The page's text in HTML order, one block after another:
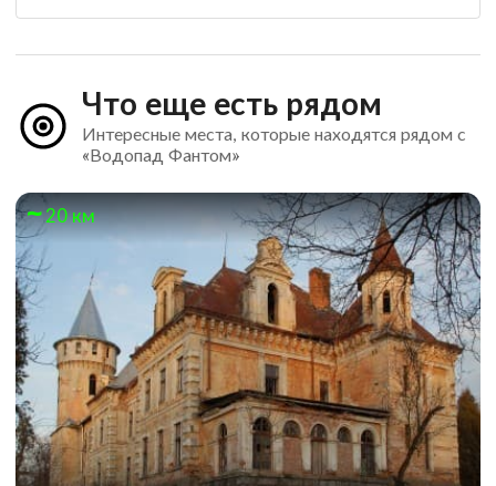
Что еще есть рядом
Интересные места, которые находятся рядом с
«Водопад Фантом»
20 км